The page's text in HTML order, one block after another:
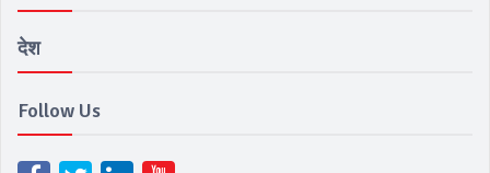
देश
Follow Us